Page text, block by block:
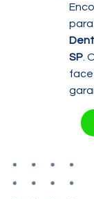
SP.